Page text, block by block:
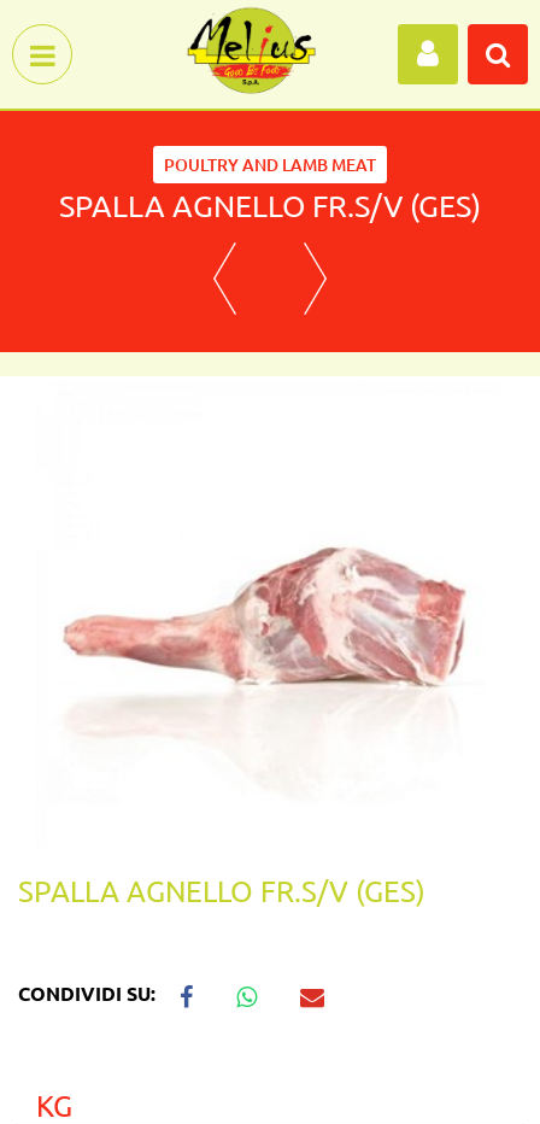
POULTRY AND LAMB MEAT
SPALLA AGNELLO FR.S/V (GES)
SPALLA AGNELLO FR.S/V (GES)
CONDIVIDI SU:
KG